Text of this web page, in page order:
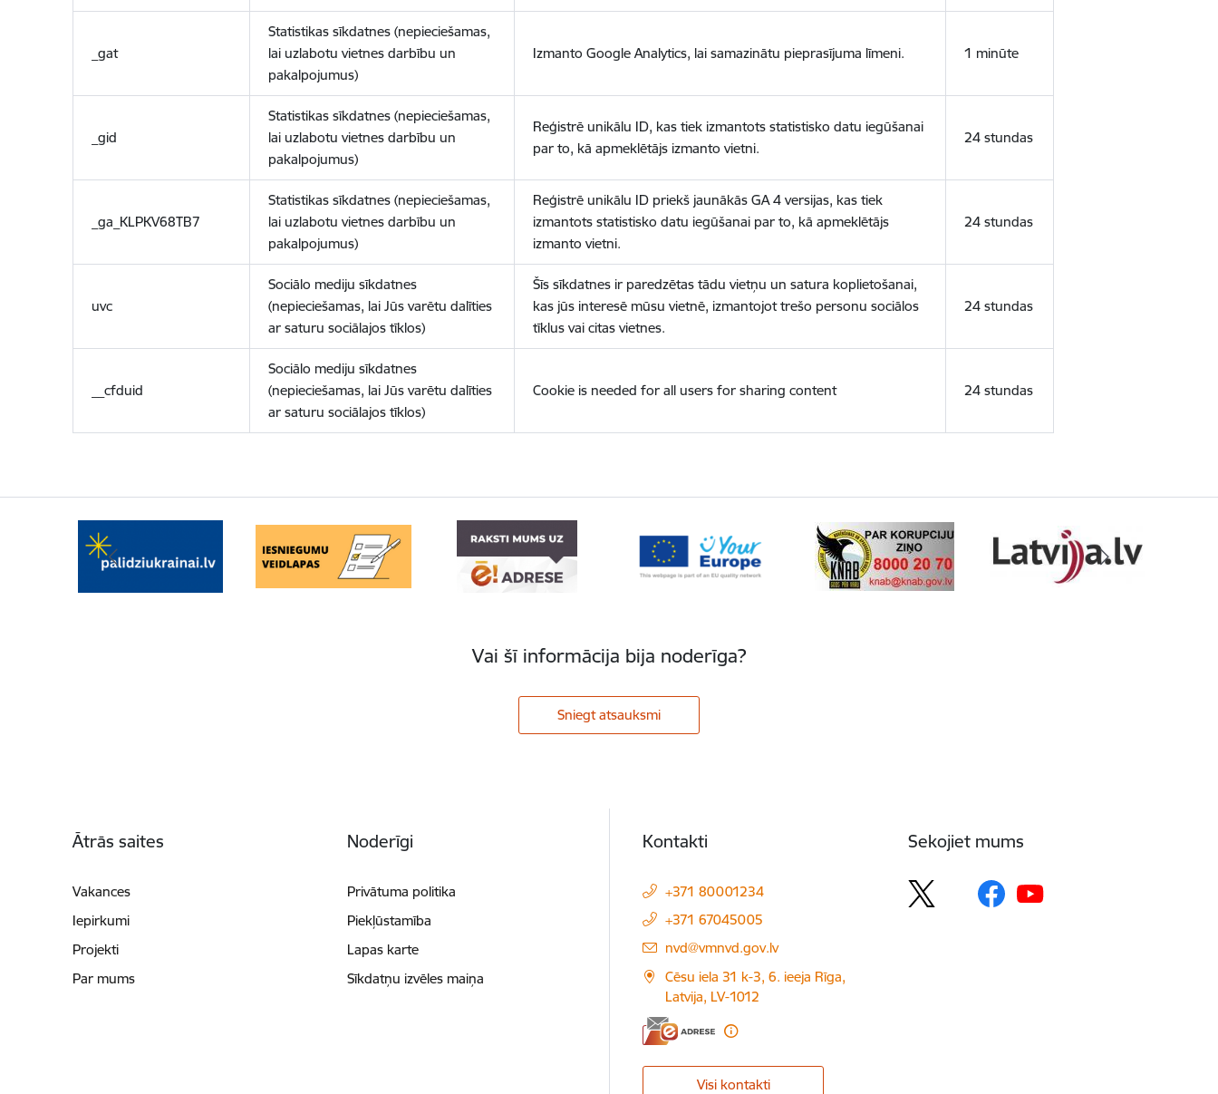
_gat
Statistikas sīkdatnes (nepieciešamas,
lai uzlabotu vietnes darbību un
pakalpojumus)
Izmanto Google Analytics, lai samazinātu pieprasījuma līmeni. 1 minūte
_gid
Statistikas sīkdatnes (nepieciešamas,
lai uzlabotu vietnes darbību un
pakalpojumus)
Reģistrē unikālu ID, kas tiek izmantots statistisko datu iegūšanai
par to, kā apmeklētājs izmanto vietni.
24 stundas
_ga_KLPKV68TB7
Statistikas sīkdatnes (nepieciešamas,
lai uzlabotu vietnes darbību un
pakalpojumus)
Reģistrē unikālu ID priekš jaunākās GA 4 versijas, kas tiek
izmantots statistisko datu iegūšanai par to, kā apmeklētājs
izmanto vietni.
24 stundas
uvc
Sociālo mediju sīkdatnes
(nepieciešamas, lai Jūs varētu dalīties
ar saturu sociālajos tīklos)
Šīs sīkdatnes ir paredzētas tādu vietņu un satura koplietošanai,
kas jūs interesē mūsu vietnē, izmantojot trešo personu sociālos
tīklus vai citas vietnes.
24 stundas
__cfduid
Sociālo mediju sīkdatnes
(nepieciešamas, lai Jūs varētu dalīties
ar saturu sociālajos tīklos)
Cookie is needed for all users for sharing content 24 stundas
Vai šī informācija bija noderīga?
Sniegt atsauksmi
Ātrās saites
Vakances
Iepirkumi
Projekti
Par mums
Noderīgi
Privātuma politika
Piekļūstamība
Lapas karte
Sīkdatņu izvēles maiņa
Kontakti
+371 80001234
+371 67045005
E-pasts:
nvd@vmnvd.gov.lv
Cēsu iela 31 k-3, 6. ieeja Rīga,
Latvija, LV-1012
Visi kontakti
Sekojiet mums